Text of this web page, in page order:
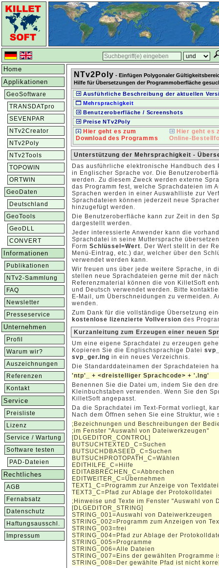
Home
Applikationen
GeoSoftware
TRANSDATpro
SEVENPAR
NTv2Creator
NTv2Poly
NTv2Tools
TOPOWIN
ORTWIN
GeoDaten
Deutschland
GeoTools
GeoDLL
CONVERT
Informationen
Publikationen
NTv2-Sammlung
FAQ
Newsletter
Presseservice
Unternehmen
Profil
Warum wir?
Auszeichnungen
Referenzen
Kontakt
Service
Preisliste
Lizenz
Service / Wartung
Software testen
PAD-Dateien
Rechtliches
AGB
Fernabsatz
Datenschutz
Haftungsausschl.
Impressum
NTv2Poly - Einfügen Polygonaler
Hilfe für Übersetzungen der Programmoberfläche
Ausführliche Beschreibung der aktuellen
Mehrsprachigkeit
Benutzeroberfläche / Screenshots
Preise NTv2Poly
Hier geht es zum
Download des Programms
Hier geht es
Online-
Unterstützung der Mehrsprachigkeit -
Das ausführliche elektronische Handbuch
in Englischer Sprache vor. Die
werden. Zu diesem Zweck werden externe
das Programm fest, welche Sprachdateien im
Sprachen werden in einer Auswahlliste zur
Sprachdateien können jederzeit neue
hinzugefügt werden.
Die Benutzeroberfläche kann zur Zeit in den
dargestellt werden.
Jeder interessierte Anwender kann die
Sprachdatei in seine Muttersprache
Form Schlüssel=Wert. Der Wert stellt in der
Menü-Eintrag, etc.) dar, welcher über den
verwendet werden kann.
Wir freuen uns über jede weitere Sprache, in
stellen neue Sprachdateien gerne mit der
Referenzmaterial können die von KilletSoft
und Deutsch verwendet werden. Bitte
E-Mail, um Überschneidungen zu vermeiden.
wenden.
Zum Dank für die vollständige Übersetzung
kostenlose lizenzierte Vollversion des
Kurzanleitung zum Erzeugen einer neuen
Um eine eigene Sprachdatei zu erzeugen
Kopieren Sie die Englischsprachige Datei
svp_ger.lng in ein neues Verzeichnis.
Die Standarddateinamen der Sprachdateien
'ntp'_ + <dreistelliger Sprachcode> + '.lng'
Benennen Sie die Datei um, indem Sie den
Kleinbuchstaben verwenden. Wenn Sie den
KilletSoft angepasst.
Da die Sprachdatei im Text-Format vorliegt,
Nach dem Öffnen sehen Sie eine Struktur,
;Bezeichnungen und Beschreibungen der
;im Fenster "Auswahl von Dateiwerkzeugen"
[DLGEDITOR_CONTROL]
BUTSUCHTEXTED_C=Suchen
BUTSUCHDBASEED_C=Suchen
BUTSUCHPROTOPATH_C=Wählen
EDITHILFE_C=Hilfe
EDITABBRECHEN_C=Abbrechen
EDITWEITER_C=Übernehmen
TEXT1_C=Programm zur Anzeige von
TEXT3_C=Pfad zur Ablage der Protokolldatei
;Hinweise und Texte im Fenster "Auswahl von
[DLGEDITOR_STRING]
STRING_001=Auswahl von Dateiwerkzeugen
STRING_002=Programm zum Anzeigen von
STRING_003=frei
STRING_004=Pfad zur Ablage der
STRING_005=Programme
STRING_006=Alle Dateien
STRING_007=Eins der gewählten Programme
STRING_008=Der gewählte Pfad ist nicht